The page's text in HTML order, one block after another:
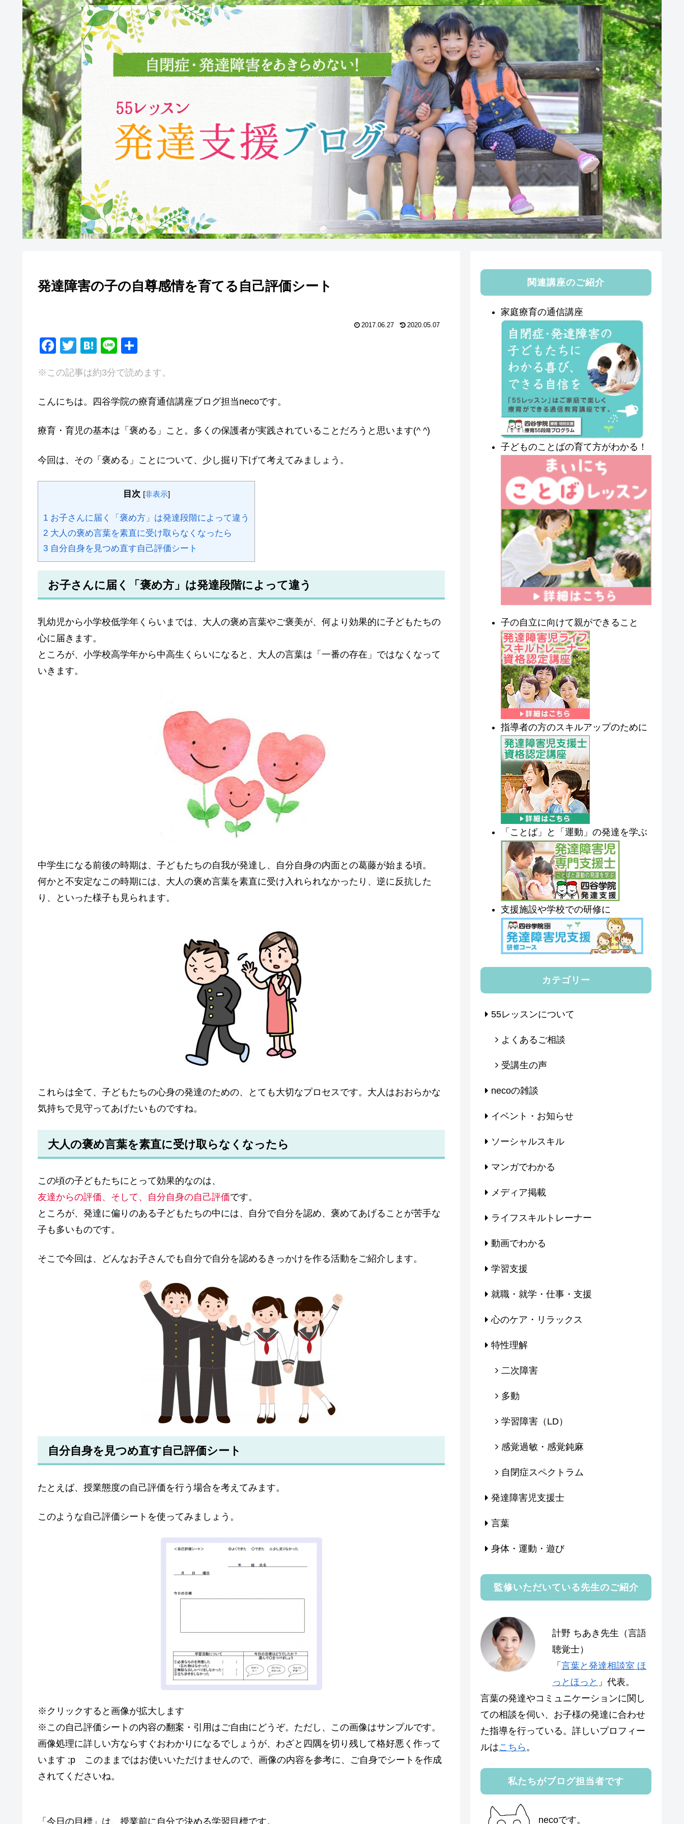
発達障害の子の自尊感情を育てる自己評価シート
2017.06.27 2020.05.07
F
c
e
b
o
k
T
tt
er
H
e
n
a
Li
e
※この記事は約3分で読めます。
こんにちは。四谷学院の療育通信講座ブログ担当necoです。
療育・育児の基本は 「褒める」 こと。多くの保護者が実践されていることだろうと思います(^ ^)
今回は、その「褒める」ことについて、少し掘り下げて考えてみましょう。
目次 [非表示]
1 お子さんに届く「褒め方」は発達段階によって違う
2 大人の褒め言葉を素直に受け取らなくなったら
3 自分自身を見つめ直す自己評価シート
お子さんに届く「褒め方」は発達段階によって違う
乳幼児から小学校低学年くらいまでは、大人の褒め言葉やご褒美が、何より効果的に子どもたちの
心に届きます。
ところが、小学校高学年から中高生くらいになると、大人の言葉は「一番の存在」ではなくなって
いきます。
中学生になる前後の時期は、子どもたちの自我が発達し、自分自身の内面との葛藤が始まる頃。
何かと不安定なこの時期には、大人の褒め言葉を素直に受け入れられなかったり、逆に反抗した
り、といった様子も見られます。
これらは全て、子どもたちの心身の発達のための、とても大切なプロセスです。大人はおおらかな
気持ちで見守ってあげたいものですね。
大人の褒め言葉を素直に受け取らなくなったら
この頃の子どもたちにとって効果的なのは、
友達からの評価、そして、自分自身の自己評価です。
ところが、発達に偏りのある子どもたちの中には、自分で自分を認め、褒めてあげることが苦手な
子も多いものです。
そこで今回は、どんなお子さんでも自分で自分を認めるきっかけを作る活動をご紹介します。
自分自身を見つめ直す自己評価シート
たとえば、授業態度の自己評価を行う場合を考えてみます。
このような自己評価シートを使ってみましょう。
※クリックすると画像が拡大します
※この自己評価シートの内容の翻案・引用はご自由にどうぞ。ただし、この画像はサンプルです。
画像処理に詳しい方ならすぐおわかりになるでしょうが、わざと四隅を切り残して格好悪く作って
います ;p このままではお使いいただけませんので、画像の内容を参考に、ご自身でシートを作成
されてくださいね。
「今日の目標」は、授業前に自分で決める学習目標です。
関連講座のご紹介
家庭療育の通信講座
子どものことばの育て方がわかる！
子の自立に向けて親ができること
指導者の方のスキルアップのために
「ことば」と「運動」の発達を学ぶ
支援施設や学校での研修に
カテゴリー
55レッスンについて
よくあるご相談
受講生の声
necoの雑談
イベント・お知らせ
ソーシャルスキル
マンガでわかる
メディア掲載
ライフスキルトレーナー
動画でわかる
学習支援
就職・就学・仕事・支援
心のケア・リラックス
特性理解
二次障害
多動
学習障害（LD）
感覚過敏・感覚鈍麻
自閉症スペクトラム
発達障害児支援士
言葉
身体・運動・遊び
監修いただいている先生のご紹介
計野 ちあき先生（言語
聴覚士）
「 言葉と発達相談室 ほ
っとほっと 」代表。
言葉の発達やコミュニケーションに関し
ての相談を伺い、お子様の発達に合わせ
た指導を行っている。詳しいプロフィー
ルはこちら 。
私たちがブログ担当者です
necoです。